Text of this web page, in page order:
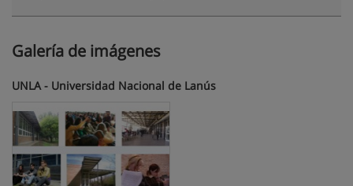
Galería de imágenes
UNLA - Universidad Nacional de Lanús